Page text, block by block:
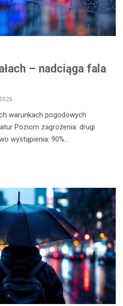
– nadciąga fala
warunkach pogodowych
Poziom zagrożenia: drugi
wystąpienia: 90%…